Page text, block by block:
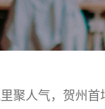
聚人气，贺州首